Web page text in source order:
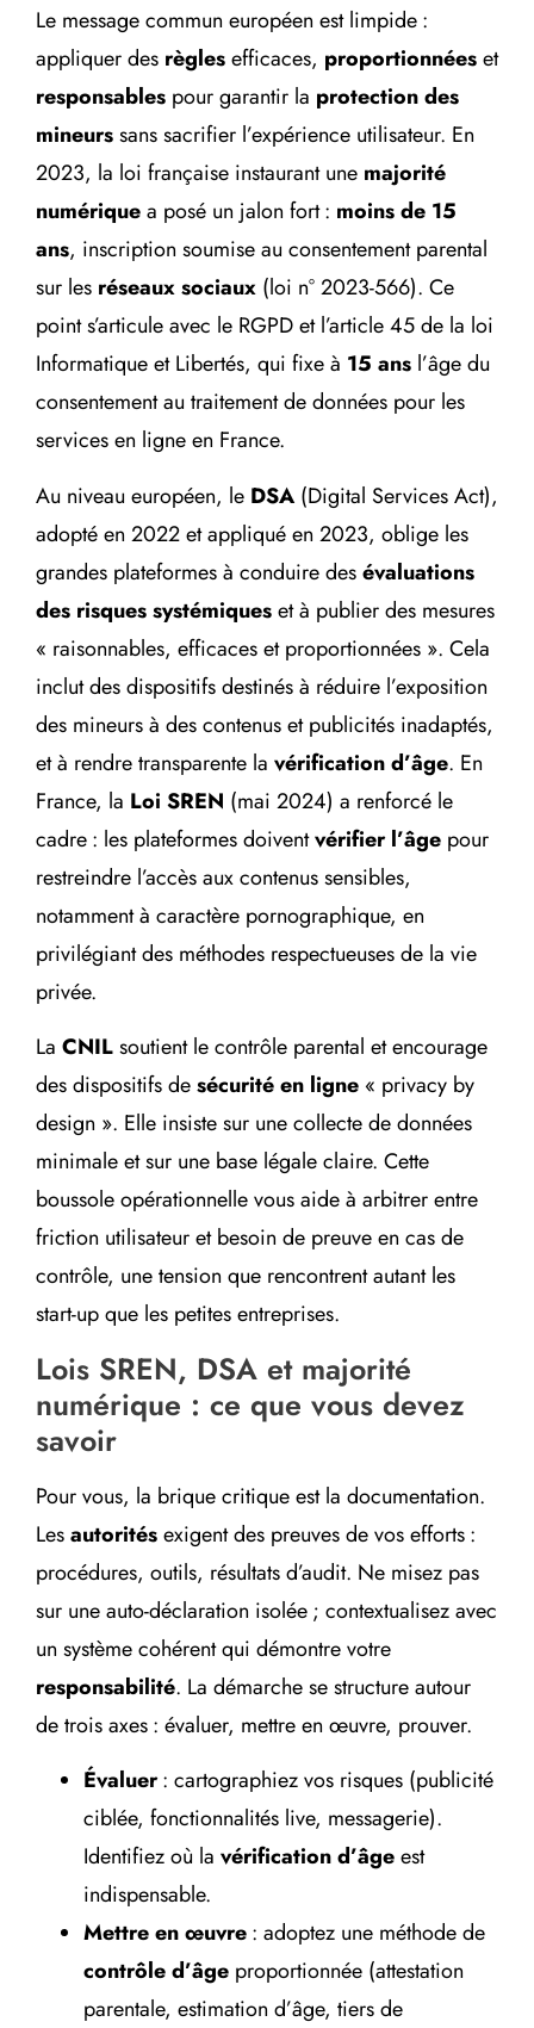
Le message commun européen est limpide :
appliquer des règlesefficaces, proportionnéeset
responsables pour garantir la protection des
mineurssans sacrifier l’expérience utilisateur. En
2023, la loi française instaurant une majorité
numériquea posé un jalon fort : moins de 15
ans, inscription soumise au consentement parental
sur les réseaux sociaux (loi n° 2023-566). Ce
point s’articule avec le RGPD et l’article 45 de la loi
Informatique et Libertés, qui fixe à 15 ans l’âge du
consentement au traitement de données pour les
services en ligne en France.
Au niveau européen, le DSA (Digital Services Act),
adopté en 2022 et appliqué en 2023, oblige les
grandes plateformes à conduire desévaluations
des risques systémiqueset à publier des mesures
« raisonnables, efficaces et proportionnées ». Cela
inclut des dispositifs destinés à réduire l’exposition
des mineurs à des contenus et publicités inadaptés,
et à rendre transparente la vérification d’âge. En
France, la Loi SREN (mai 2024) a renforcé le
cadre : les plateformes doiventvérifier l’âge pour
restreindre l’accès aux contenus sensibles,
notamment à caractère pornographique, en
privilégiant des méthodes respectueuses de la vie
privée.
La CNILsoutient le contrôle parental et encourage
des dispositifs desécurité en ligne« privacy by
design ». Elle insiste sur une collecte de données
minimale et sur une base légale claire. Cette
boussole opérationnelle vous aide à arbitrer entre
friction utilisateur et besoin de preuve en cas de
contrôle, une tension que rencontrent autant les
start-up que les petites entreprises.
Lois SREN, DSA et majorité
numérique : ce que vous devez
savoir
Pour vous, la brique critique est la documentation.
Lesautoritésexigent des preuves de vos efforts :
procédures, outils, résultats d’audit. Ne misez pas
sur une auto-déclaration isolée ; contextualisez avec
un système cohérent qui démontre votre
responsabilité. La démarche se structure autour
de trois axes : évaluer, mettre en œuvre, prouver.
Évaluer: cartographiez vos risques (publicité
ciblée, fonctionnalités live, messagerie).
Identifiez où la vérification d’âgeest
indispensable.
Mettre en œuvre: adoptez une méthode de
contrôle d’âge proportionnée (attestation
parentale, estimation d’âge, tiers de